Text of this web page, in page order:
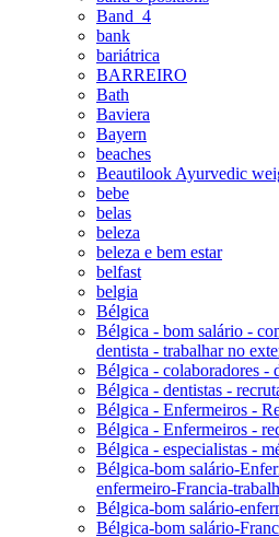
Band_4
bank
bariátrica
BARREIRO
Bath
Baviera
Bayern
beaches
Beautilook Ayurvedic
bebe
belas
beleza
beleza e bem estar
belfast
belgia
Bélgica
Bélgica - bom salário -
dentista - trabalhar no
Bélgica - colaboradores -
Bélgica - dentistas -
Bélgica - Enfermeiros -
Bélgica - Enfermeiros -
Bélgica - especialistas -
Bélgica-bom salário-
enfermeiro-Francia-
Bélgica-bom salário-
Bélgica-bom salário-